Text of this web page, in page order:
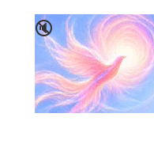
🔇